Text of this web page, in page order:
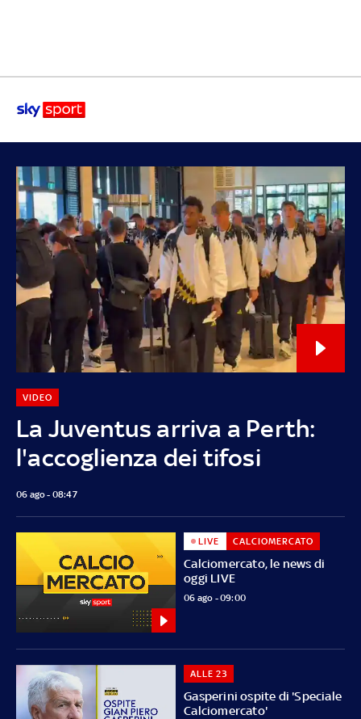
La Juventus arriva a Perth:
l'accoglienza dei tifosi
VIDEO
06 ago - 08:47
Calciomercato, le news di
oggi LIVE
LIVE CALCIOMERCATO
06 ago - 09:00
Gasperini ospite di 'Speciale
Calciomercato'
ALLE 23